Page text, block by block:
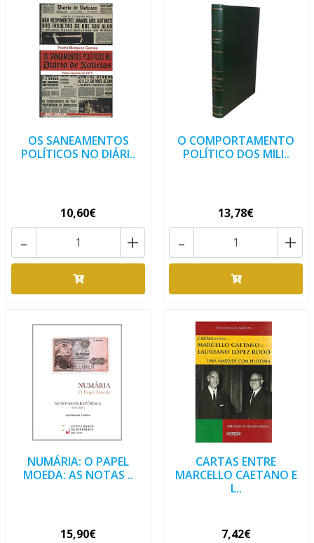
OS SANEAMENTOS
POLÍTICOS NO DIÁRI..
10,60€
+
-
O COMPORTAMENTO
POLÍTICO DOS MILI..
13,78€
+
-
NUMÁRIA: O PAPEL
MOEDA: AS NOTAS ..
15,90€
CARTAS ENTRE
MARCELLO CAETANO E
L..
7,42€